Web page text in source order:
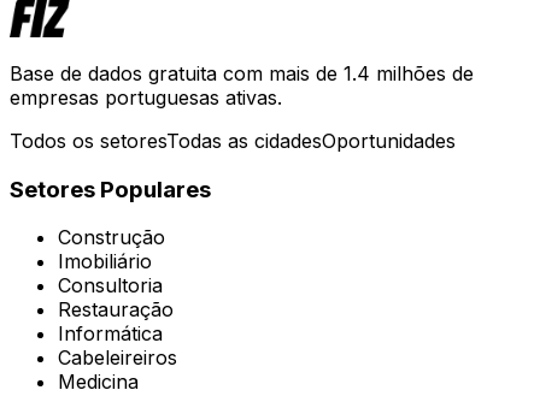
Base de dados gratuita com mais de 1.4 milhões de
empresas portuguesas ativas.
Todos os setoresTodas as cidadesOportunidades
Setores Populares
Construção
Imobiliário
Consultoria
Restauração
Informática
Cabeleireiros
Medicina